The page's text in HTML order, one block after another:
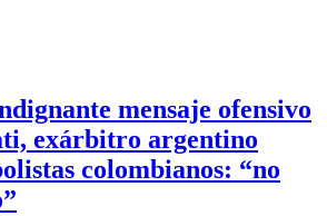
mensaje ofensivo
exárbitro argentino
colombianos: “no